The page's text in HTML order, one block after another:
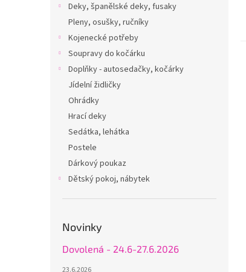
Deky, španělské deky, fusaky
Pleny, osušky, ručníky
Kojenecké potřeby
Soupravy do kočárku
Doplňky - autosedačky, kočárky
Jídelní židličky
Ohrádky
Hrací deky
Sedátka, lehátka
Postele
Dárkový poukaz
Dětský pokoj, nábytek
Novinky
Dovolená - 24.6-27.6.2026
23.6.2026